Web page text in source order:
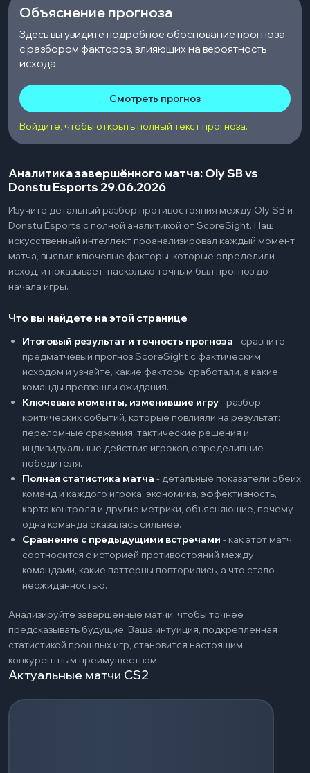
Объяснение прогноза
Здесь вы увидите подробное обоснование прогноза
с разбором факторов, влияющих на вероятность
исхода.
Смотреть прогноз
Войдите, чтобы открыть полный текст прогноза.
Аналитика завершённого матча: Oly SB vs
Donstu Esports 29.06.2026
Изучите детальный разбор противостояния между Oly SB и
Donstu Esports с полной аналитикой от ScoreSight. Наш
искусственный интеллект проанализировал каждый момент
матча, выявил ключевые факторы, которые определили
исход, и показывает, насколько точным был прогноз до
начала игры.
Что вы найдете на этой странице
Итоговый результат и точность прогноза - сравните
предматчевый прогноз ScoreSight с фактическим
исходом и узнайте, какие факторы сработали, а какие
команды превзошли ожидания.
Ключевые моменты, изменившие игру- разбор
критических событий, которые повлияли на результат:
переломные сражения, тактические решения и
индивидуальные действия игроков, определившие
победителя.
Полная статистика матча - детальные показатели обеих
команд и каждого игрока: экономика, эффективность,
карта контроля и другие метрики, объясняющие, почему
одна команда оказалась сильнее.
Сравнение с предыдущими встречами - как этот матч
соотносится с историей противостояний между
командами, какие паттерны повторились, а что стало
неожиданностью.
Анализируйте завершенные матчи, чтобы точнее
предсказывать будущие. Ваша интуиция, подкрепленная
статистикой прошлых игр, становится настоящим
конкурентным преимуществом.
Актуальные матчи CS2
Загрузка событий...